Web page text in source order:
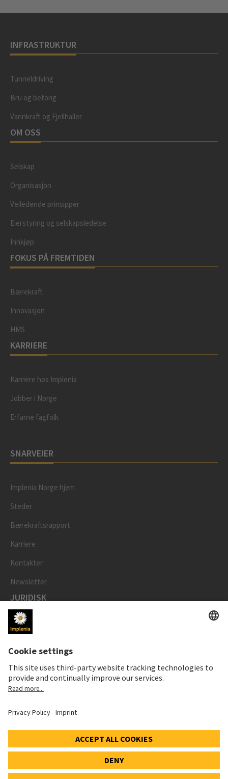
INFRASTRUKTUR
Tunneldriving
Bru og betong
Vannkraft og Fjellhaller
OM OSS
Selskap
Organisasjon
Veiledende prinsipper
Eierstyring og selskapsledelse
Innkjøp
FOKUS PÅ FREMTIDEN
Bærekraft
Innovasjon
HMS
KARRIERE
Karriere hos Implenia
Jobber i Norge
Erfarne fagfolk
SNARVEIER
Implenia Norge hjem
Steder
Bærekraftsrapport
Karriere
Kontakter
Newsletter
JURIDISK
Avtrykk
Personvernerklaering
Merknad om informasjonskapsler og sosiale medier
Cookie-innstillinger
SWX: Implenia AG